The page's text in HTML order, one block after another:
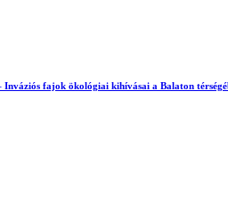
fajok ökológiai kihívásai a Balaton